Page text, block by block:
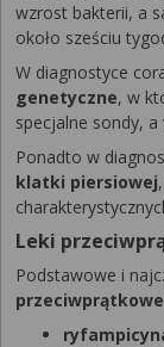
wzrost bakterii, a
około sześciu
W diagnostyce
genetyczne, w
specjalne sondy,
Ponadto w
klatki piersiowej
Leki
Podstawowe i
przeciwprątkowe